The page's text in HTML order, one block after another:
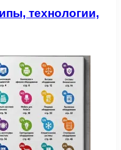
технологии,